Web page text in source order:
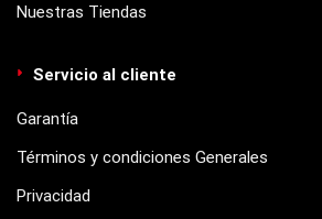
Nuestras Tiendas
Servicio al cliente
Garantía
Términos y condiciones Generales
Privacidad